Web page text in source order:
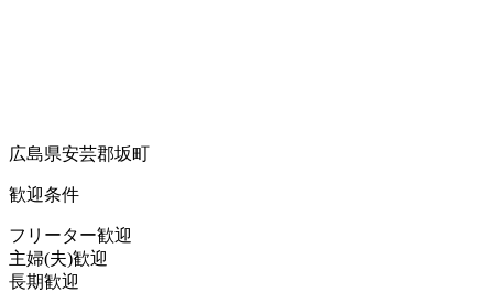
広島県安芸郡坂町
歓迎条件
フリーター歓迎
主婦(夫)歓迎
長期歓迎